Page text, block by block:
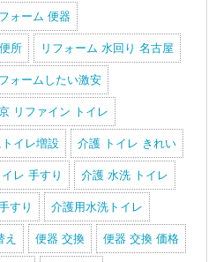
ォーム 便器
所 リフォーム 水回り 名古屋
ォームしたい激安
リファイン トイレ
イレ増設 介護 トイレ きれい
レ 手すり 介護 水洗 トイレ
すり 介護用水洗トイレ
え 便器 交換 便器 交換 価格